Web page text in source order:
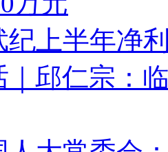
纪上半年净
｜邱仁宗：